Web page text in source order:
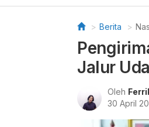
Berita
Jalur
Oleh
30 April